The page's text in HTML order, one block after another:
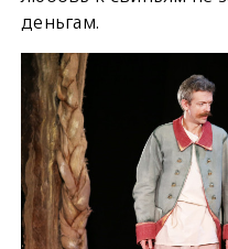
деньгам.